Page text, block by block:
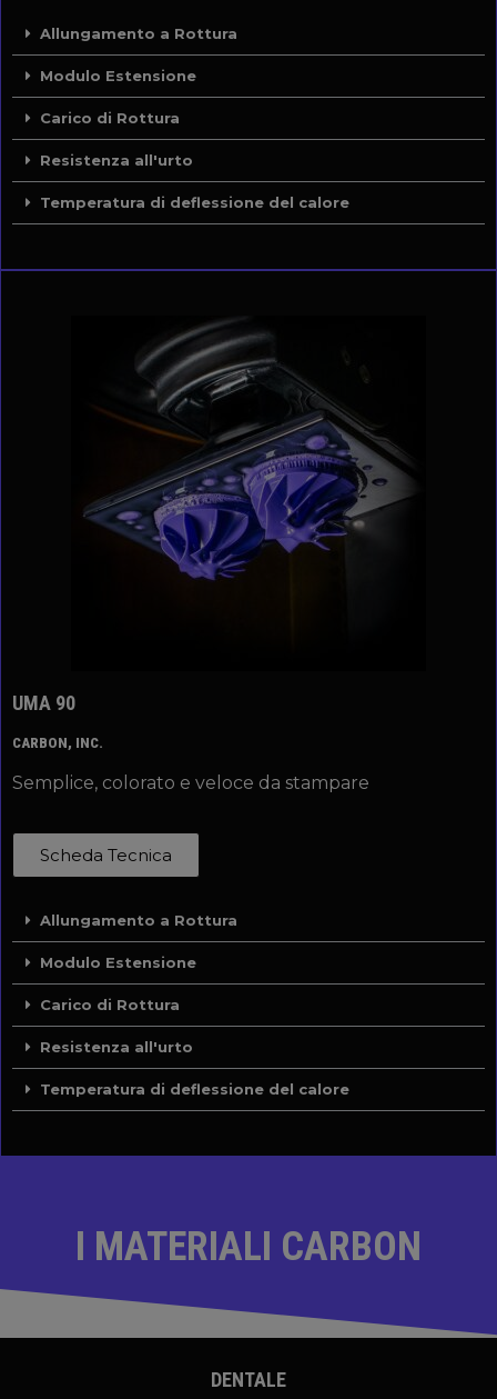
Allungamento a Rottura
Modulo Estensione
Carico di Rottura
Resistenza all'urto
Temperatura di deflessione del calore
UMA 90
CARBON, INC.
Semplice, colorato e veloce da stampare
Scheda Tecnica
Allungamento a Rottura
Modulo Estensione
Carico di Rottura
Resistenza all'urto
Temperatura di deflessione del calore
I MATERIALI CARBON
DENTALE